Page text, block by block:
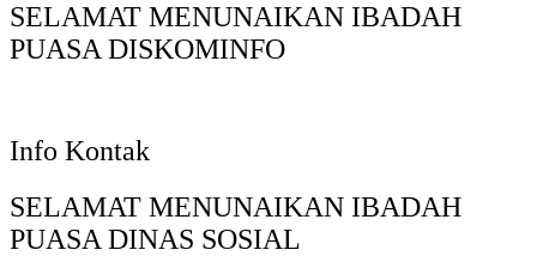
SELAMAT MENUNAIKAN IBADAH
PUASA DISKOMINFO
Info Kontak
SELAMAT MENUNAIKAN IBADAH
PUASA DINAS SOSIAL